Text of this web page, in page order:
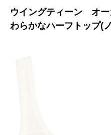
ウイングティーン オー
わらかなハーフトップ(